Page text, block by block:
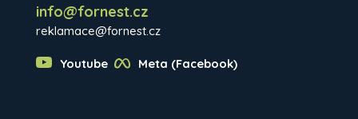
info@fornest.cz
reklamace@fornest.cz
Youtube Meta (Facebook)